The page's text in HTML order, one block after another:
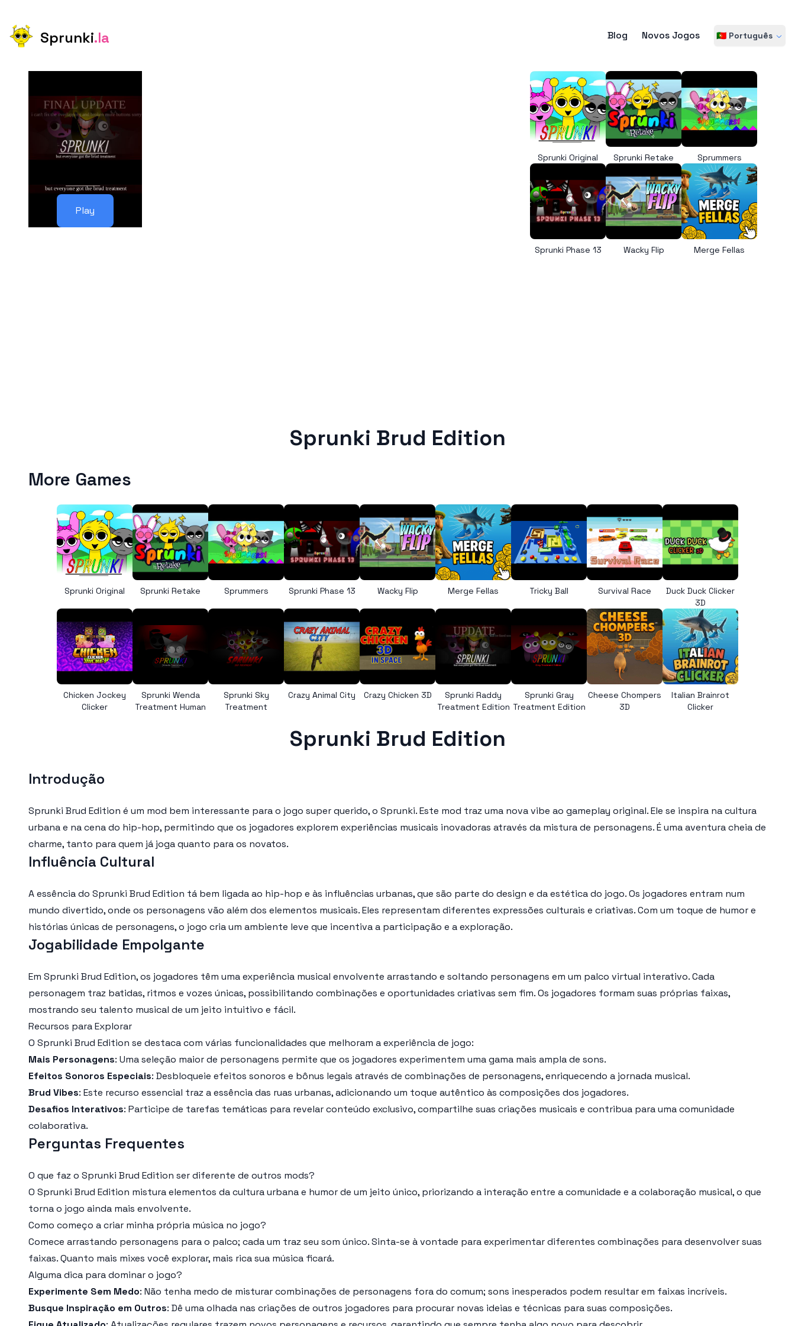
Sprunki.la Blog Novos Jogos 🇵🇹 Português
Play
Sprunki Original Sprunki Retake Sprummers
Sprunki Phase 13 Wacky Flip Merge Fellas
Sprunki Brud Edition
More Games
Sprunki Original Sprunki Retake Sprummers Sprunki Phase 13 Wacky Flip Merge Fellas Tricky Ball Survival Race
Duck Duck Clicker
3D
Chicken Jockey
Clicker
Sprunki Wenda
Treatment Human
Sprunki Sky
Treatment
Crazy Animal City Crazy Chicken 3D
Sprunki Raddy
Treatment Edition
Sprunki Gray
Treatment Edition
Cheese Chompers
3D
Italian Brainrot
Clicker
Sprunki Brud Edition
Introdução
Sprunki Brud Edition é um mod bem interessante para o jogo super querido, o Sprunki. Este mod traz uma nova vibe ao gameplay original. Ele se inspira na cultura
urbana e na cena do hip-hop, permitindo que os jogadores explorem experiências musicais inovadoras através da mistura de personagens. É uma aventura cheia de
charme, tanto para quem já joga quanto para os novatos.
Influência Cultural
A essência do Sprunki Brud Edition tá bem ligada ao hip-hop e às influências urbanas, que são parte do design e da estética do jogo. Os jogadores entram num
mundo divertido, onde os personagens vão além dos elementos musicais. Eles representam diferentes expressões culturais e criativas. Com um toque de humor e
histórias únicas de personagens, o jogo cria um ambiente leve que incentiva a participação e a exploração.
Jogabilidade Empolgante
Em Sprunki Brud Edition, os jogadores têm uma experiência musical envolvente arrastando e soltando personagens em um palco virtual interativo. Cada
personagem traz batidas, ritmos e vozes únicas, possibilitando combinações e oportunidades criativas sem fim. Os jogadores formam suas próprias faixas,
mostrando seu talento musical de um jeito intuitivo e fácil.
Recursos para Explorar
O Sprunki Brud Edition se destaca com várias funcionalidades que melhoram a experiência de jogo:
Mais Personagens: Uma seleção maior de personagens permite que os jogadores experimentem uma gama mais ampla de sons.
Efeitos Sonoros Especiais: Desbloqueie efeitos sonoros e bônus legais através de combinações de personagens, enriquecendo a jornada musical.
Brud Vibes: Este recurso essencial traz a essência das ruas urbanas, adicionando um toque autêntico às composições dos jogadores.
Desafios Interativos: Participe de tarefas temáticas para revelar conteúdo exclusivo, compartilhe suas criações musicais e contribua para uma comunidade
colaborativa.
Perguntas Frequentes
O que faz o Sprunki Brud Edition ser diferente de outros mods?
O Sprunki Brud Edition mistura elementos da cultura urbana e humor de um jeito único, priorizando a interação entre a comunidade e a colaboração musical, o que
torna o jogo ainda mais envolvente.
Como começo a criar minha própria música no jogo?
Comece arrastando personagens para o palco; cada um traz seu som único. Sinta-se à vontade para experimentar diferentes combinações para desenvolver suas
faixas. Quanto mais mixes você explorar, mais rica sua música ficará.
Alguma dica para dominar o jogo?
Experimente Sem Medo: Não tenha medo de misturar combinações de personagens fora do comum; sons inesperados podem resultar em faixas incríveis.
Busque Inspiração em Outros: Dê uma olhada nas criações de outros jogadores para procurar novas ideias e técnicas para suas composições.